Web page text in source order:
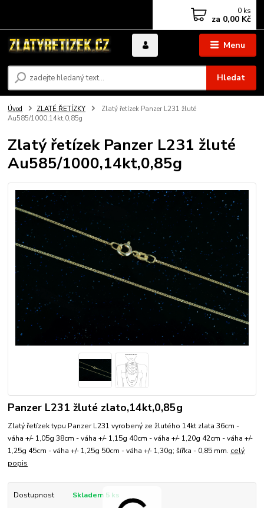
Menu
Hledat
0 ks
za 0,00 Kč
Úvod ZLATÉ ŘETÍZKY
Zlatý řetízek Panzer L231 žluté
Au585/1000,14kt,0,85g
Zlatý řetízek Panzer L231 žluté
Au585/1000,14kt,0,85g
Panzer L231 žluté zlato,14kt,0,85g
Zlatý řetízek typu Panzer L231 vyrobený ze žlutého 14kt zlata 36cm -
váha +/- 1,05g 38cm - váha +/- 1,15g 40cm - váha +/- 1,20g 42cm - váha +/-
1,25g 45cm - váha +/- 1,25g 50cm - váha +/- 1,30g; šířka - 0,85 mm. celý
popis
Dostupnost
Skladem 5 ks